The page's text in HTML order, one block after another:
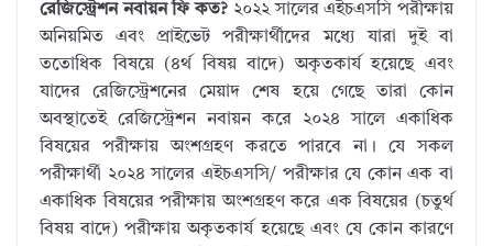
রেজিস্ট্রেশন নবায়ন ফি কত? ২০২২ সালের এইচএসসি পরীক্ষায়
অনিয়মিত এবং প্রাইভেট পরীক্ষার্থীদের মধ্যে যারা দুই বা
ততোধিক বিষয়ে (৪র্থ বিষয় বাদে) অকৃতকার্য হয়েছে এবং
যাদের রেজিস্ট্রেশনের মেয়াদ শেষ হয়ে গেছে তারা কোন
অবস্থাতেই রেজিস্ট্রেশন নবায়ন করে ২০২৪ সালে একাধিক
বিষয়ের পরীক্ষায় অংশগ্রহণ করতে পারবে না। যে সকল
পরীক্ষার্থী ২০২৪ সালের এইচএসসি/ পরীক্ষার যে কোন এক বা
একাধিক বিষয়ের পরীক্ষায় অংশগ্রহণ করে এক বিষয়ের (চতুর্থ
বিষয় বাদে) পরীক্ষায় অকৃতকার্য হয়েছে এবং যে কোন কারণে